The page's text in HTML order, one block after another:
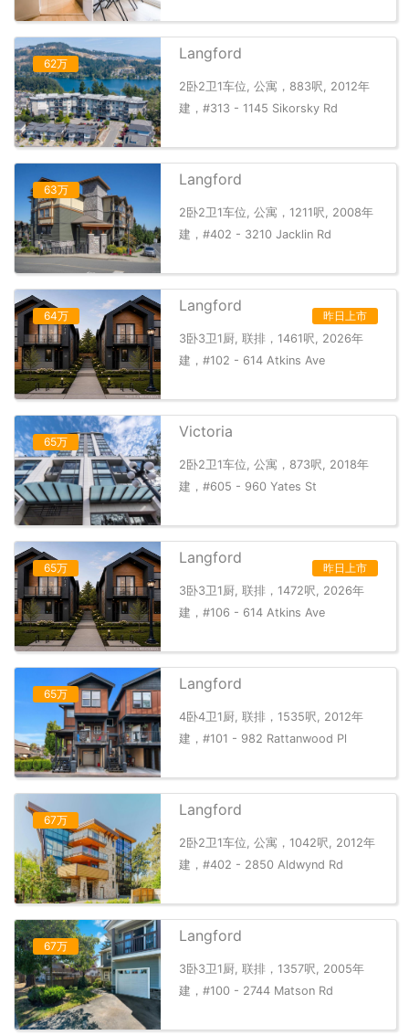
62万
Langford
2卧2卫1车位, 公寓，883呎, 2012年
建，#313 - 1145 Sikorsky Rd
63万
Langford
2卧2卫1车位, 公寓，1211呎, 2008年
建，#402 - 3210 Jacklin Rd
64万 昨日上市
Langford
3卧3卫1厨, 联排，1461呎, 2026年
建，#102 - 614 Atkins Ave
65万
Victoria
2卧2卫1车位, 公寓，873呎, 2018年
建，#605 - 960 Yates St
65万 昨日上市
Langford
3卧3卫1厨, 联排，1472呎, 2026年
建，#106 - 614 Atkins Ave
65万
Langford
4卧4卫1厨, 联排，1535呎, 2012年
建，#101 - 982 Rattanwood Pl
67万
Langford
2卧2卫1车位, 公寓，1042呎, 2012年
建，#402 - 2850 Aldwynd Rd
67万
Langford
3卧3卫1厨, 联排，1357呎, 2005年
建，#100 - 2744 Matson Rd